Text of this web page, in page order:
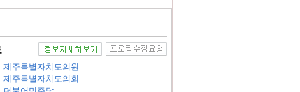
제주특별자치도의원
제주특별자치도의회